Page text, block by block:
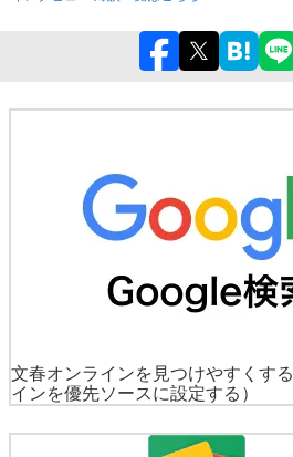
文春オンラインを見つけやすくする
インを優先ソースに設定する）